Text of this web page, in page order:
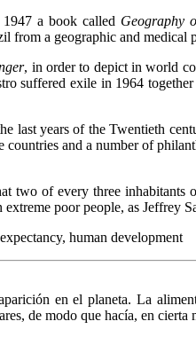
a book called Geography
from a geographic and medical
, in order to depict in world
suffered exile in 1964
years of the Twentieth
and a number of
two of every three
poor people, as Jeffrey
human development
en el planeta. La
de modo que hacía, en cierta